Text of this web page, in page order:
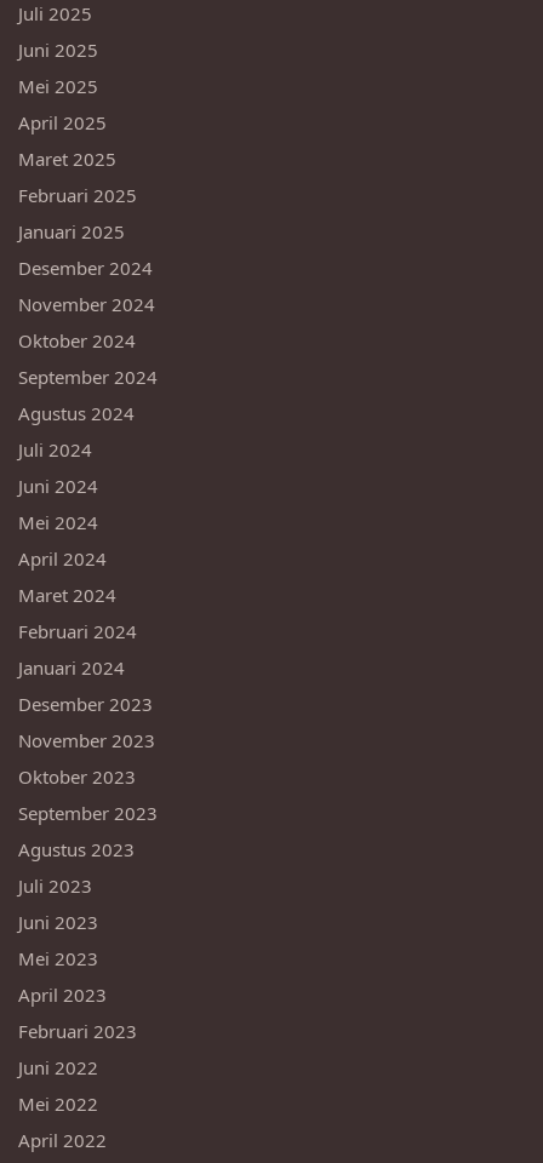
Juli 2025
Juni 2025
Mei 2025
April 2025
Maret 2025
Februari 2025
Januari 2025
Desember 2024
November 2024
Oktober 2024
September 2024
Agustus 2024
Juli 2024
Juni 2024
Mei 2024
April 2024
Maret 2024
Februari 2024
Januari 2024
Desember 2023
November 2023
Oktober 2023
September 2023
Agustus 2023
Juli 2023
Juni 2023
Mei 2023
April 2023
Februari 2023
Juni 2022
Mei 2022
April 2022